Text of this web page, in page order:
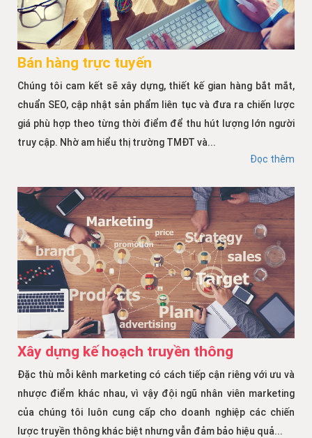
Bán hàng trực tuyến
Chúng tôi cam kết sẽ xây dựng, thiết kế gian hàng bắt mắt,
chuẩn SEO, cập nhật sản phẩm liên tục và đưa ra chiến lược
giá phù hợp theo từng thời điểm để thu hút lượng lớn người
truy cập. Nhờ am hiểu thị trường TMĐT và...
Đọc thêm
Xây dựng kế hoạch truyền thông
Đặc thù mỗi kênh marketing có cách tiếp cận riêng với ưu và
nhược điểm khác nhau, vì vậy đội ngũ nhân viên marketing
của chúng tôi luôn cung cấp cho doanh nghiệp các chiến
lược truyền thông khác biệt nhưng vẫn đảm bảo hiệu quả...